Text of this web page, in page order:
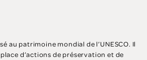
au patrimoine mondial de l’UNESCO. Il
d’actions de préservation et de